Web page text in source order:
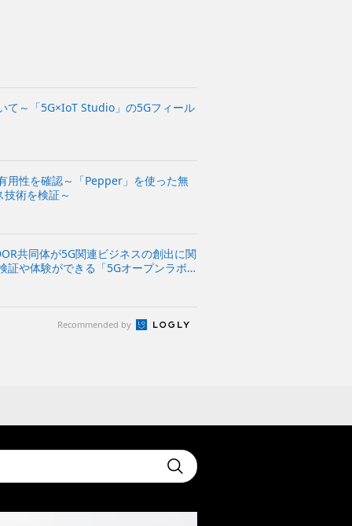
て～「5G×IoT Studio」の5Gフィール
用性を確認～「Pepper」を使った無
術を検証～
共同体が5G関連ビジネスの創出に関
証や体験ができる「5Gオープンラボ
Recommended by
Submit